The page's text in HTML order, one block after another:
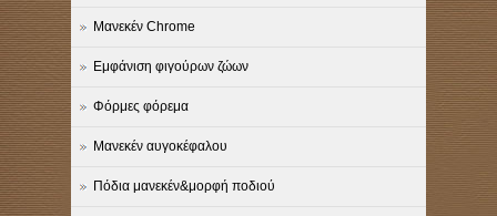
Μανεκέν Chrome
Εμφάνιση φιγούρων ζώων
Φόρμες φόρεμα
Μανεκέν αυγοκέφαλου
Πόδια μανεκέν&μορφή ποδιού